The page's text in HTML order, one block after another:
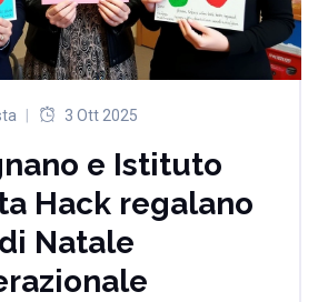
3 Ott 2025
e Istituto
Hack regalano
Natale